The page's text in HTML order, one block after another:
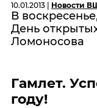
10.01.2013 | Новости
В
День
Ломоносова
Гамлет.
году!